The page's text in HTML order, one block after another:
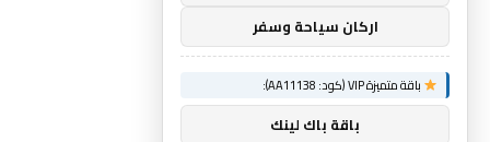
اركان سياحة وسفر
باقة متميزة VIP (كود: AA11138):
باقة باك لينك